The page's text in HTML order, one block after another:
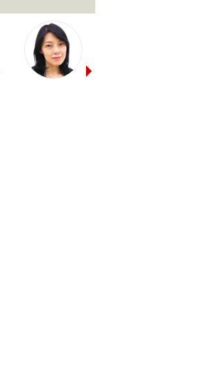
ターの資格を活かし老舗料亭